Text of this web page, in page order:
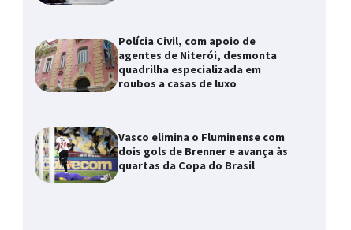
Polícia Civil, com apoio de
agentes de Niterói, desmonta
quadrilha especializada em
roubos a casas de luxo
Vasco elimina o Fluminense com
dois gols de Brenner e avança às
quartas da Copa do Brasil